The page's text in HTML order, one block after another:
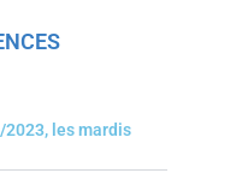
2023, les mardis